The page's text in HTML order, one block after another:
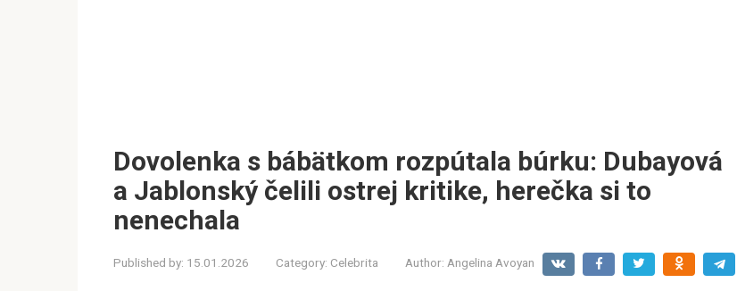
Dovolenka s bábätkom rozpútala búrku: Dubayová
a Jablonský čelili ostrej kritike, herečka si to
nenechala
Published by: 15.01.2026 Category: Celebrita Author: Angelina Avoyan